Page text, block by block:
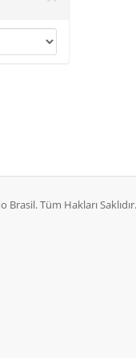
Tüm Hakları Saklıdır.